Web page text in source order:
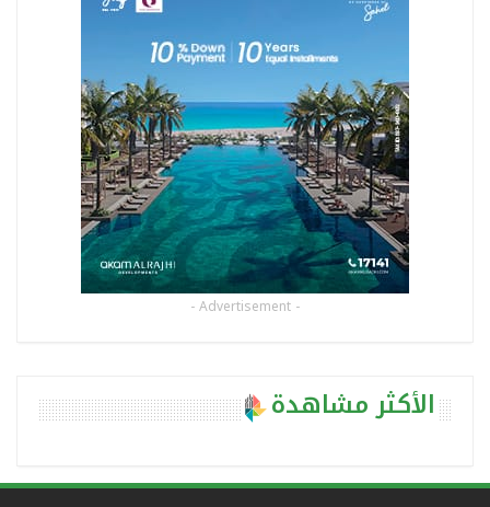
- Advertisement -
الأكثر مشاهدة